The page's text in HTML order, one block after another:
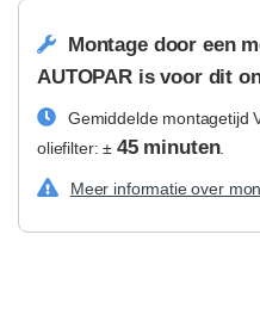
Montage door een
AUTOPAR is voor dit
Gemiddelde montagetijd
oliefilter: ± 45 minuten.
Meer informatie over